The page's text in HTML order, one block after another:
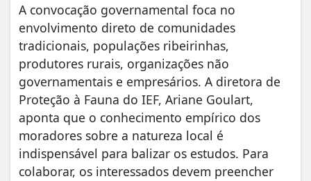
A convocação governamental foca no
envolvimento direto de comunidades
tradicionais, populações ribeirinhas,
produtores rurais, organizações não
governamentais e empresários. A diretora de
Proteção à Fauna do IEF, Ariane Goulart,
aponta que o conhecimento empírico dos
moradores sobre a natureza local é
indispensável para balizar os estudos. Para
colaborar, os interessados devem preencher